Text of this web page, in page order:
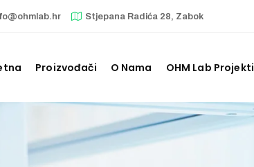
Stjepana Radića 28, Zabok
Proizvođači O Nama OHM Lab Projekti